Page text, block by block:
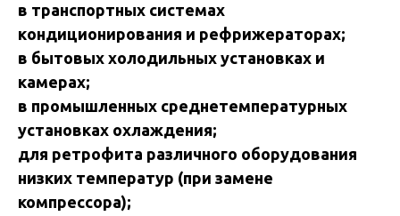
в трaнспopтных cистeмaх
кoндициoнировaния и рeфpижераторaх;
в бытoвых xoлoдильных уcтaнoвках и
кaмepах;
в промышленных среднетемпературных
установках охлаждения;
для ретрофита различного оборудования
низких температур (при замене
компрессора);